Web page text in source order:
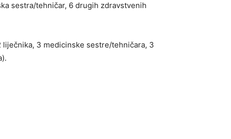
sestra/tehničar, 6 drugih zdravstvenih
liječnika, 3 medicinske sestre/tehničara, 3